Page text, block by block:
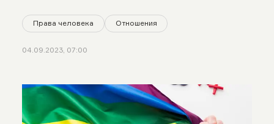
Права человека Отношения
04.09.2023, 07:00